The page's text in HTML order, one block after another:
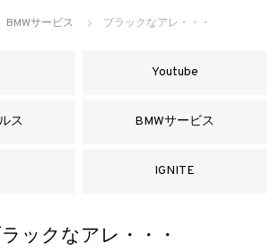
BMWサービス ブラックなアレ・・・
Youtube
ス BMWサービス
IGNITE
ックなアレ・・・